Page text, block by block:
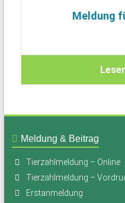
Meldung
Meldung & Beitrag
Tierzahlmeldung – Online
Tierzahlmeldung –
Erstanmeldung